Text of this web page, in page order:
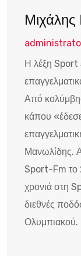
Η λέξη Sport
Από
κάπου
Μανωλίδης.
Sport-Fm το
χρονιά στη
διεθνές
Ολυμπιακού.